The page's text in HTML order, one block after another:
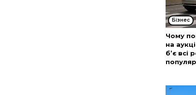
Бізнес
Чому
на
б’є всі